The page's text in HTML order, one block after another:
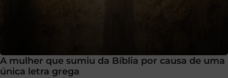
A mulher que sumiu da Bíblia por causa de uma
única letra grega